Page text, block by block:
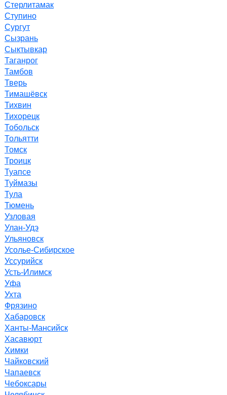
Стерлитамак
Ступино
Сургут
Сызрань
Сыктывкар
Таганрог
Тамбов
Тверь
Тимашёвск
Тихвин
Тихорецк
Тобольск
Тольятти
Томск
Троицк
Туапсе
Туймазы
Тула
Тюмень
Узловая
Улан-Удэ
Ульяновск
Усолье-Сибирское
Уссурийск
Усть-Илимск
Уфа
Ухта
Фрязино
Хабаровск
Ханты-Мансийск
Хасавюрт
Химки
Чайковский
Чапаевск
Чебоксары